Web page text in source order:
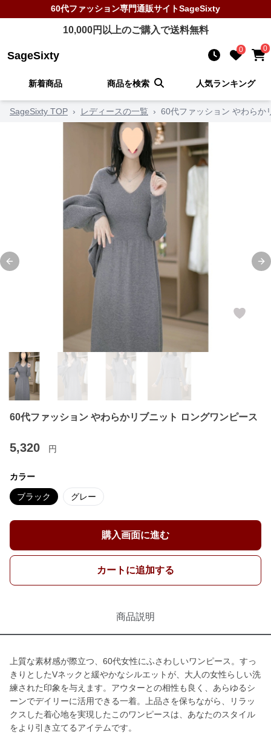
60代ファッション専門通販サイトSageSixty
10,000円以上のご購入で送料無料
SageSixty 0 0
新着商品 商品を検索 人気ランキング
SageSixty TOP › レディースの一覧 › 60代ファッション やわらか
Previous slide
60代ファッション やわらかリブニット ロングワンピース
5,320 円
カラー
ブラック グレー
購入画面に進む
カートに追加する
商品説明
上質な素材感が際立つ、60代女性にふさわしいワンピース。すっ
きりとしたVネックと緩やかなシルエットが、大人の女性らしい洗
練された印象を与えます。アウターとの相性も良く、あらゆるシ
ーンでデイリーに活用できる一着。上品さを保ちながら、リラッ
クスした着心地を実現したこのワンピースは、あなたのスタイル
をより引き立てるアイテムです。